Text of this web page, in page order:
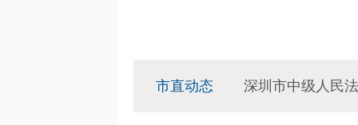
市直动态 深圳市中级人民